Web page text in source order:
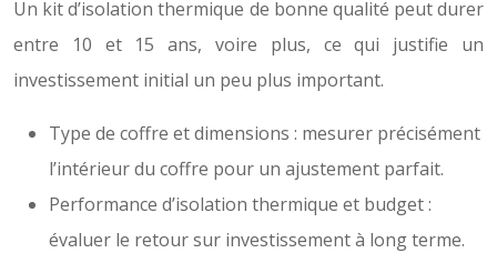
Un kit d’isolation thermique de bonne qualité peut durer
entre 10 et 15 ans, voire plus, ce qui justifie un
investissement initial un peu plus important.
Type de coffre et dimensions : mesurer précisément
l’intérieur du coffre pour un ajustement parfait.
Performance d’isolation thermique et budget :
évaluer le retour sur investissement à long terme.